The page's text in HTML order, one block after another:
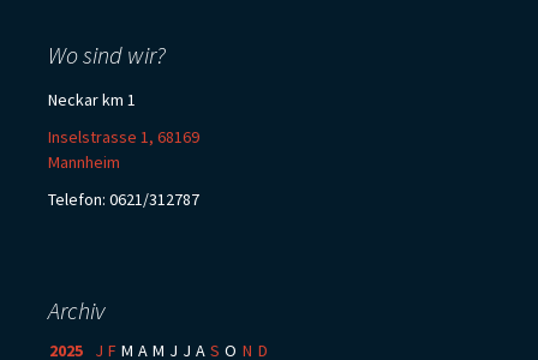
Wo sind wir?
Neckar km 1
Inselstrasse 1, 68169
Mannheim
Telefon: 0621/312787
Archiv
2025 J F M A M J J A S O N D